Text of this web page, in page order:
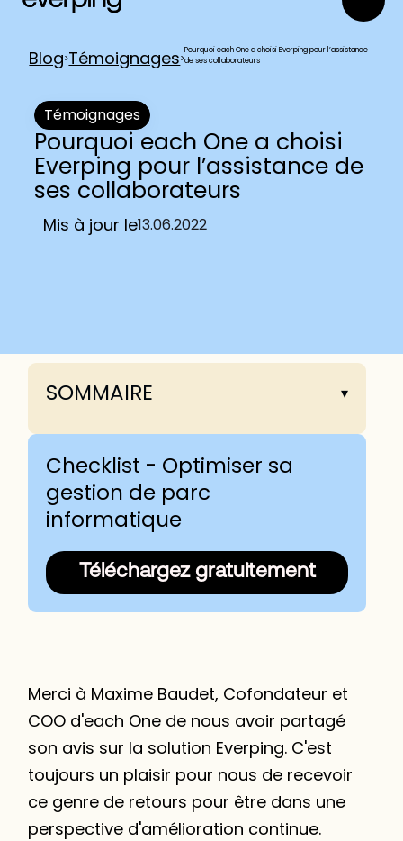
Blog>Témoignages>
Pourquoi each One a choisi Everping pour l’assistance
de ses collaborateurs
Témoignages
Pourquoi each One a choisi
Everping pour l’assistance de
ses collaborateurs
Mis à jour le13.06.2022
SOMMAIRE ▾
Pourquoi avez-vous décidé d’être accompagné
vous souhaitiez résoudre ?
Qu'appréciez-vous chez Everping ?
Quelles sont les fonctionnalités de la plateforme
Quels sont les autres avantages que vous
Checklist - Optimiser sa
gestion de parc
informatique
Téléchargez gratuitement
Merci à Maxime Baudet, Cofondateur et
COO d'each One de nous avoir partagé
son avis sur la solution Everping. C'est
toujours un plaisir pour nous de recevoir
ce genre de retours pour être dans une
perspective d'amélioration continue.